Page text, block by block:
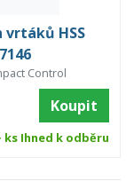
vrtáků HSS
Control
Koupit
ks Ihned k odběru